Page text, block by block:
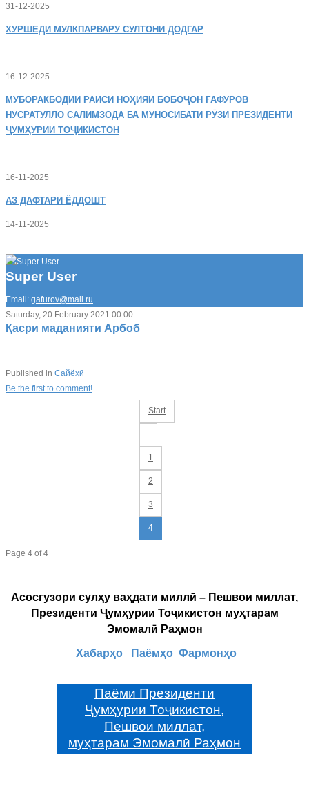
31-12-2025
ХУРШЕДИ МУЛКПАРВАРУ СУЛТОНИ ДОДГАР
16-12-2025
МУБОРАКБОДИИ РАИСИ НОҲИЯИ БОБОҶОН ҒАФУРОВ
НУСРАТУЛЛО САЛИМЗОДА БА МУНОСИБАТИ РӮЗИ ПРЕЗИДЕНТИ
ҶУМҲУРИИ ТОҶИКИСТОН
16-11-2025
АЗ ДАФТАРИ ЁДДОШТ
14-11-2025
Super User
Email: gafurov@mail.ru
Saturday, 20 February 2021 00:00
Қасри маданияти Арбоб
Published in Сайёҳӣ
Be the first to comment!
Start
1
2
3
4
Page 4 of 4
Асосгузори сулҳу ваҳдати миллӣ – Пешвои миллат,
Президенти Ҷумҳурии Тоҷикистон муҳтарам
Эмомалӣ Раҳмон
Хабарҳо Паёмҳо Фармонҳо
Паёми Президенти
Ҷумҳурии Тоҷикистон,
Пешвои миллат,
муҳтарам Эмомалӣ Раҳмон